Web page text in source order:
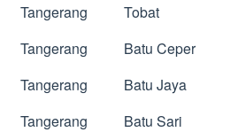
Tangerang
Tobat
Tangerang
Batu Ceper
Tangerang
Batu Jaya
Tangerang
Batu Sari